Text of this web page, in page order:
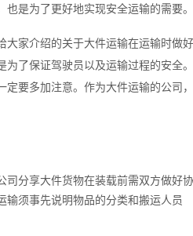
也是为了更好地实现安全运输的需要。
大家介绍的关于大件运输在运输时做
为了保证驾驶员以及运输过程的安全
定要多加注意。作为大件运输的公司
司分享大件货物在装载前需双方做好
输须事先说明物品的分类和搬运人员